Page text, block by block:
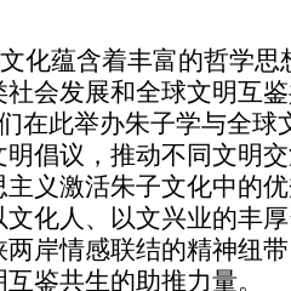
蕴含着丰富的哲学思
会发展和全球文明互
在此举办朱子学与全球
倡议，推动不同文明
义激活朱子文化中的
化人、以文兴业的丰
岸情感联结的精神纽
鉴共生的助推力量。